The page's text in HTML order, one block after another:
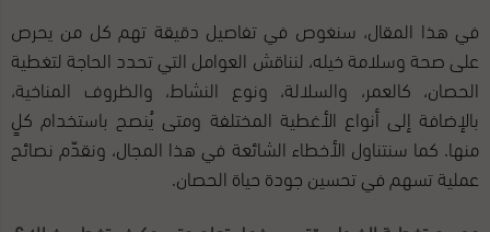
في هذا المقال، سنغوص في تفاصيل دقيقة تهم كل من يحرص
على صحة وسلامة خيله، لنناقش العوامل التي تحدد الحاجة لتغطية
الحصان، كالعمر، والسلالة، ونوع النشاط، والظروف المناخية،
بالإضافة إلى أنواع الأغطية المختلفة ومتى يُنصح باستخدام كلٍ
منها. كما سنتناول الأخطاء الشائعة في هذا المجال، ونقدّم نصائح
عملية تسهم في تحسين جودة حياة الحصان.